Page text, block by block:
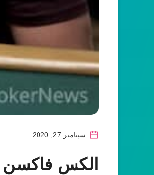
سپتامبر 27, 2020
الکس فاکسن